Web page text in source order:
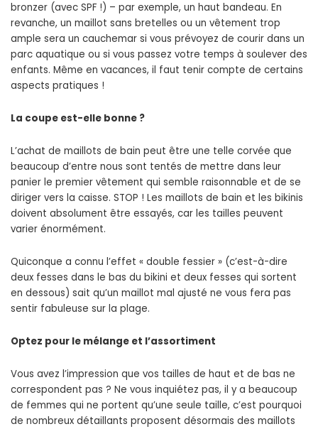
bronzer (avec SPF !) – par exemple, un haut bandeau. En
revanche, un maillot sans bretelles ou un vêtement trop
ample sera un cauchemar si vous prévoyez de courir dans un
parc aquatique ou si vous passez votre temps à soulever des
enfants. Même en vacances, il faut tenir compte de certains
aspects pratiques !
La coupe est-elle bonne ?
L’achat de maillots de bain peut être une telle corvée que
beaucoup d’entre nous sont tentés de mettre dans leur
panier le premier vêtement qui semble raisonnable et de se
diriger vers la caisse. STOP ! Les maillots de bain et les bikinis
doivent absolument être essayés, car les tailles peuvent
varier énormément.
Quiconque a connu l’effet « double fessier » (c’est-à-dire
deux fesses dans le bas du bikini et deux fesses qui sortent
en dessous) sait qu’un maillot mal ajusté ne vous fera pas
sentir fabuleuse sur la plage.
Optez pour le mélange et l’assortiment
Vous avez l’impression que vos tailles de haut et de bas ne
correspondent pas ? Ne vous inquiétez pas, il y a beaucoup
de femmes qui ne portent qu’une seule taille, c’est pourquoi
de nombreux détaillants proposent désormais des maillots